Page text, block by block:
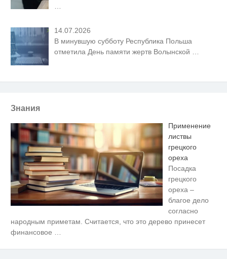
14.07.2026
В минувшую субботу Республика Польша
отметила День памяти жертв Волынской
Знания
Применение
листвы
грецкого
ореха
Посадка
грецкого
ореха –
благое дело
согласно
народным приметам. Считается, что это дерево принесет
финансовое …
Крыма: Что люди вытворяют,
i
Этот танец невесты оставит вас